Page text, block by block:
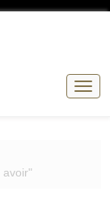
avoir"